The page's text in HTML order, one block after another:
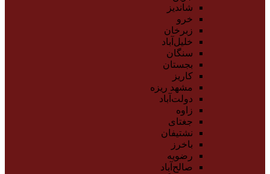
شاندیز
خرو
زبرخان
خلیل‌آباد
سنگان
بجستان
کاریز
مشهد ریزه
دولت‌آباد
زاوه
جغتای
نشتیفان
باخرز
رضویه
صالح‌آباد